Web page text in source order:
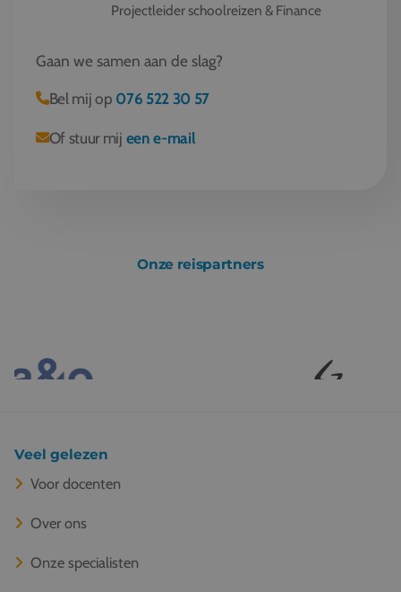
Projectleider schoolreizen & Finance
Gaan we samen aan de slag?
Bel mij op 076 522 30 57
Of stuur mij een e-mail
Onze reispartners
Veel gelezen
Voor docenten
Over ons
Onze specialisten